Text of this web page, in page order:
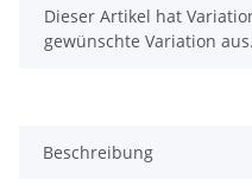
x
Dieser Artikel hat
gewünschte Variation aus.
Beschreibung